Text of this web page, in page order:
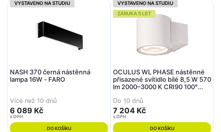
VYSTAVENO NA STUDIU
NASH 370 černá nástěnná
lampa 16W - FARO
Více než 10 dnů
6 089 Kč
s DPH
DO KOŠÍKU
VYSTAVENO NA STUDIU
ZÁRUKA 5 LET
OCULUS WL PHASE nástěnné
přisazené svítidlo bílé 8,5 W 570
lm 2000–3000 K CRI90 100°
Do 10 dnů
7 204 Kč
s DPH
DO KOŠÍKU